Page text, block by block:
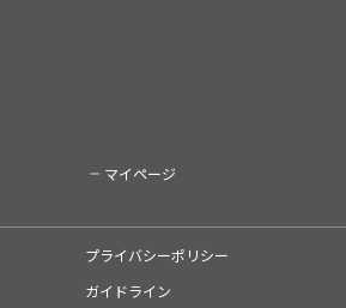
マイページ
プライバシーポリシー
ガイドライン